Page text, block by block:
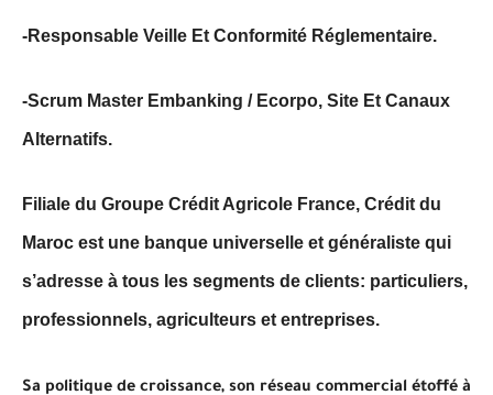
-Responsable Veille Et Conformité Réglementaire.
-Scrum Master Embanking / Ecorpo, Site Et Canaux
Alternatifs.
Filiale du Groupe Crédit Agricole France, Crédit du
Maroc est une banque universelle et généraliste qui
s’adresse à tous les segments de clients: particuliers,
professionnels, agriculteurs et entreprises.
Sa politique de croissance, son réseau commercial étoffé à